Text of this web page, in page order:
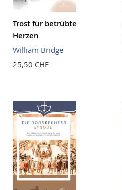
Trost für betrübte
Herzen
William Bridge
25,50 CHF